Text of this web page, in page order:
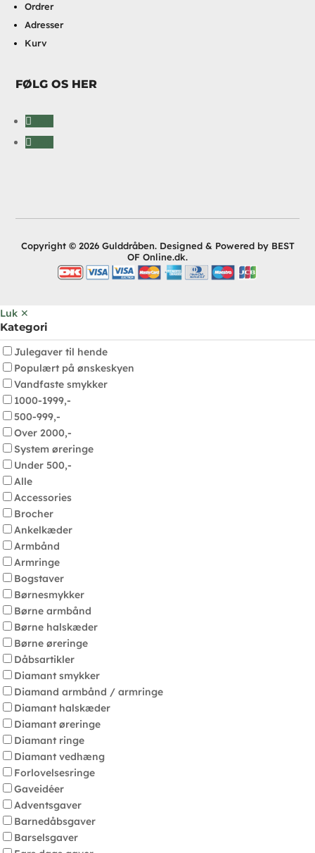
Ordrer
Adresser
Kurv
FØLG OS HER
Copyright © 2026 Gulddråben. Designed & Powered by BEST
OF Online.dk.
Luk ✕
Kategori
Julegaver til hende
Populært på ønskeskyen
Vandfaste smykker
1000-1999,-
500-999,-
Over 2000,-
System øreringe
Under 500,-
Alle
Accessories
Brocher
Ankelkæder
Armbånd
Armringe
Bogstaver
Børnesmykker
Børne armbånd
Børne halskæder
Børne øreringe
Dåbsartikler
Diamant smykker
Diamand armbånd / armringe
Diamant halskæder
Diamant øreringe
Diamant ringe
Diamant vedhæng
Forlovelsesringe
Gaveidéer
Adventsgaver
Barnedåbsgaver
Barselsgaver